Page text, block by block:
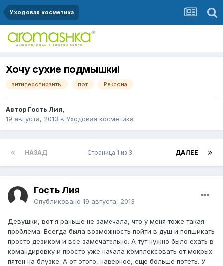
Уходовая косметика
Хочу сухие подмышки!
антиперспиранты пот Рексона
Автор Гость Лия,
19 августа, 2013 в Уходовая косметика
НАЗАД ДАЛЕЕ
Страница 1 из 3
Гость Лия
Опубликовано 19 августа, 2013
Девушки, вот я раньше не замечала, что у меня тоже такая
проблема. Всегда была возможность пойти в душ и попшикать
просто дезиком и все замечательно. А тут нужно было ехать в
командировку и просто уже начала комплексовать от мокрых
пятен на блузке. А от этого, наверное, еще больше потеть. У